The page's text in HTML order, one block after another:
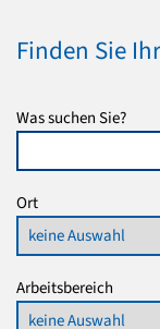
Finden Sie
Was suchen Sie?
Ort
Arbeitsbereich